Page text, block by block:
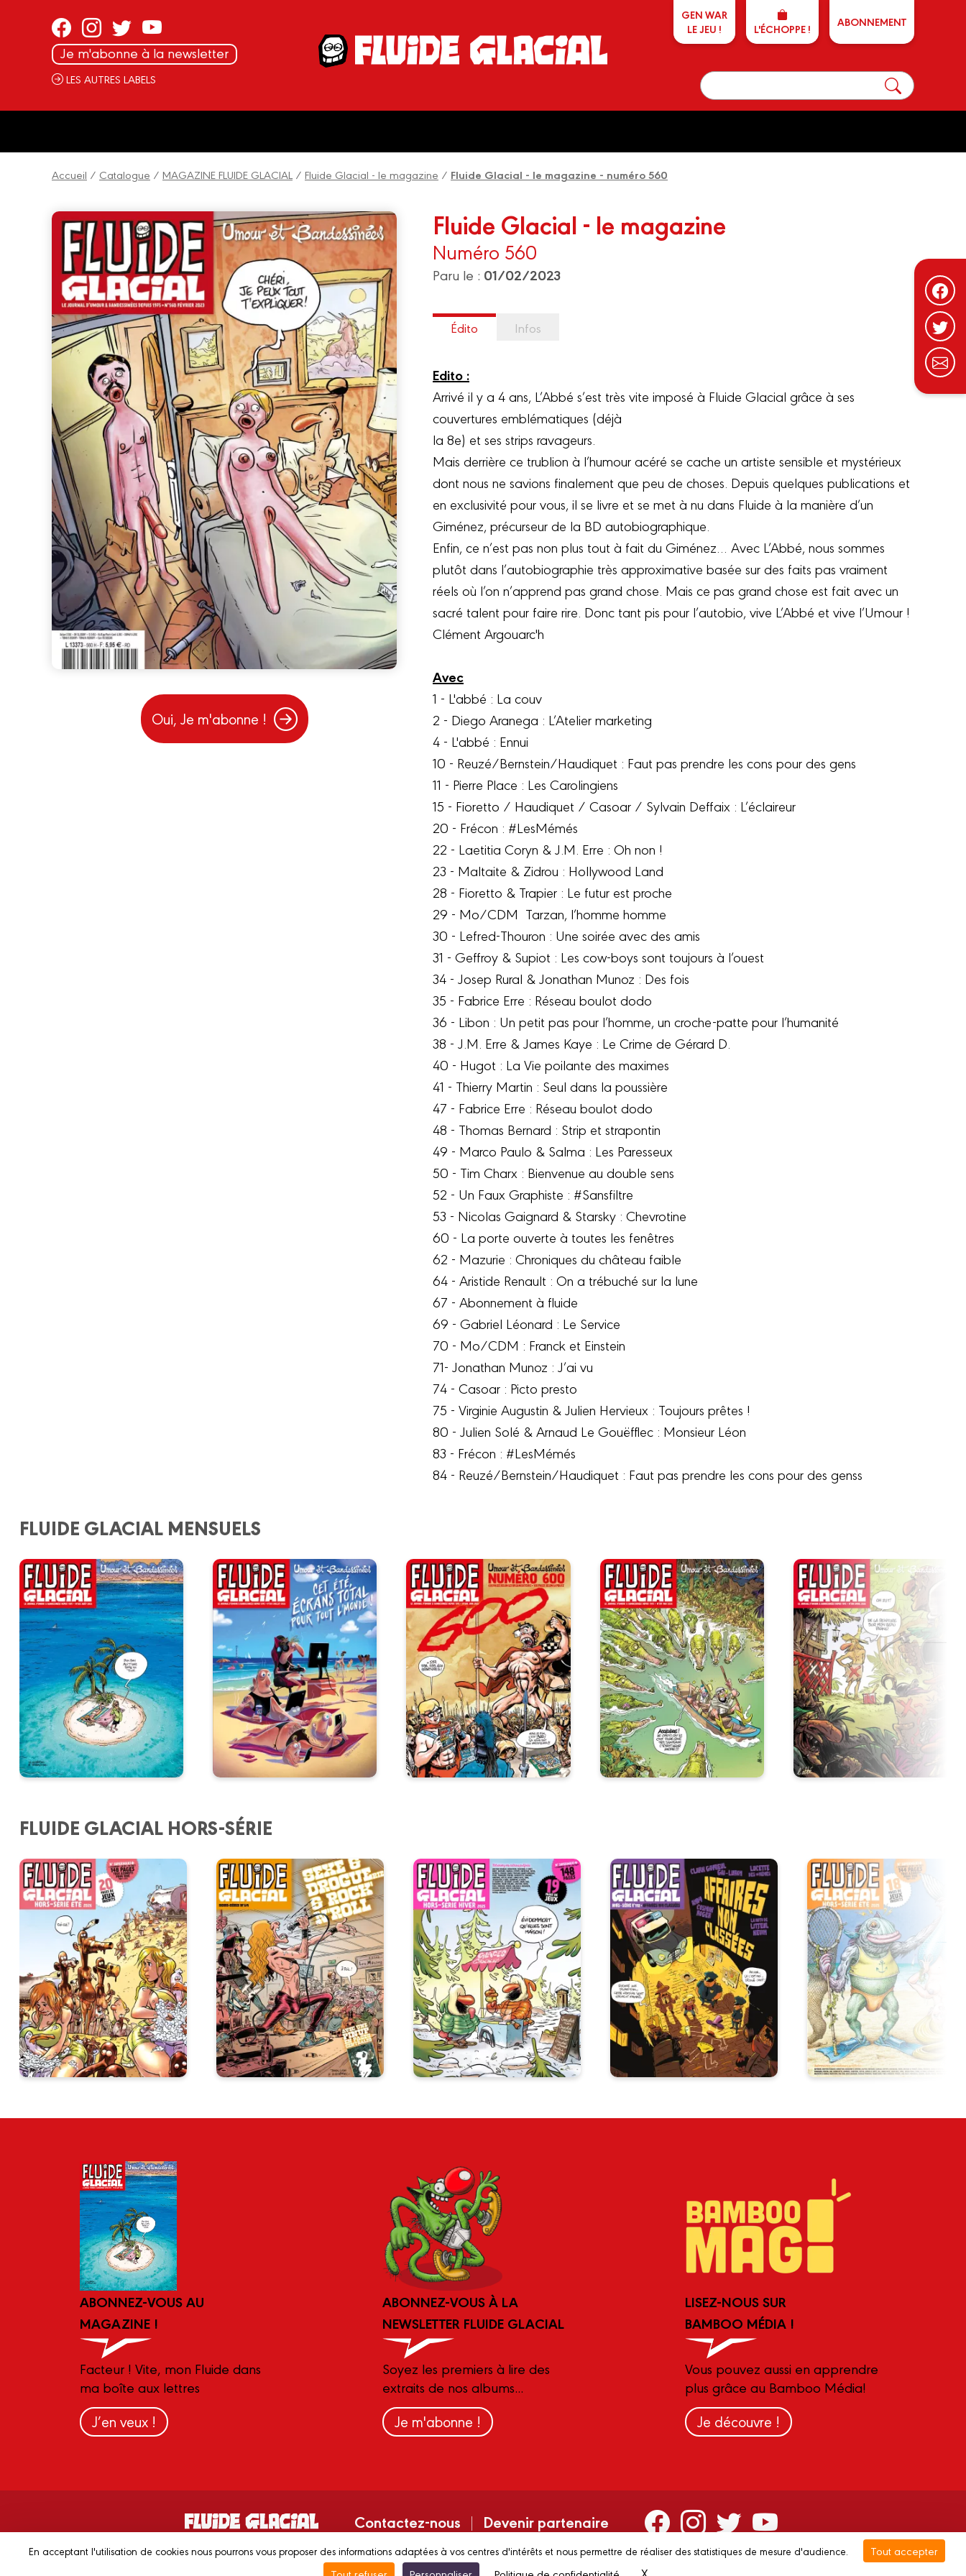
Je m'abonne à la newsletter
LES AUTRES LABELS
GEN WAR
LE JEU !
L'ÉCHOPPE ! ABONNEMENT
Accueil / Catalogue / MAGAZINE FLUIDE GLACIAL / Fluide Glacial - le magazine / Fluide Glacial - le magazine - numéro 560
Oui, Je m'abonne !
Fluide Glacial - le magazine
Numéro 560
Paru le : 01/02/2023
Édito Infos
Edito :
Arrivé il y a 4 ans, L’Abbé s’est très vite imposé à Fluide Glacial grâce à ses
couvertures emblématiques (déjà
la 8e) et ses strips ravageurs.
Mais derrière ce trublion à l’humour acéré se cache un artiste sensible et mystérieux
dont nous ne savions finalement que peu de choses. Depuis quelques publications et
en exclusivité pour vous, il se livre et se met à nu dans Fluide à la manière d’un
Giménez, précurseur de la BD autobiographique.
Enfin, ce n’est pas non plus tout à fait du Giménez… Avec L’Abbé, nous sommes
plutôt dans l’autobiographie très approximative basée sur des faits pas vraiment
réels où l’on n’apprend pas grand chose. Mais ce pas grand chose est fait avec un
sacré talent pour faire rire. Donc tant pis pour l’autobio, vive L’Abbé et vive l’Umour !
Clément Argouarc'h
Avec
1 - L'abbé : La couv
2 - Diego Aranega : L’Atelier marketing
4 - L'abbé : Ennui
10 - Reuzé/Bernstein/Haudiquet : Faut pas prendre les cons pour des gens
11 - Pierre Place : Les Carolingiens
15 - Fioretto / Haudiquet / Casoar / Sylvain Deffaix : L’éclaireur
20 - Frécon : #LesMémés
22 - Laetitia Coryn & J.M. Erre : Oh non !
23 - Maltaite & Zidrou : Hollywood Land
28 - Fioretto & Trapier : Le futur est proche
29 - Mo/CDM Tarzan, l’homme homme
30 - Lefred-Thouron : Une soirée avec des amis
31 - Geffroy & Supiot : Les cow-boys sont toujours à l’ouest
34 - Josep Rural & Jonathan Munoz : Des fois
35 - Fabrice Erre : Réseau boulot dodo
36 - Libon : Un petit pas pour l’homme, un croche-patte pour l’humanité
38 - J.M. Erre & James Kaye : Le Crime de Gérard D.
40 - Hugot : La Vie poilante des maximes
41 - Thierry Martin : Seul dans la poussière
47 - Fabrice Erre : Réseau boulot dodo
48 - Thomas Bernard : Strip et strapontin
49 - Marco Paulo & Salma : Les Paresseux
50 - Tim Charx : Bienvenue au double sens
52 - Un Faux Graphiste : #Sansfiltre
53 - Nicolas Gaignard & Starsky : Chevrotine
60 - La porte ouverte à toutes les fenêtres
62 - Mazurie : Chroniques du château faible
64 - Aristide Renault : On a trébuché sur la lune
67 - Abonnement à fluide
69 - Gabriel Léonard : Le Service
70 - Mo/CDM : Franck et Einstein
71- Jonathan Munoz : J’ai vu
74 - Casoar : Picto presto
75 - Virginie Augustin & Julien Hervieux : Toujours prêtes !
80 - Julien Solé & Arnaud Le Gouëfflec : Monsieur Léon
83 - Frécon : #LesMémés
84 - Reuzé/Bernstein/Haudiquet : Faut pas prendre les cons pour des genss
FLUIDE GLACIAL MENSUELS
FLUIDE GLACIAL HORS-SÉRIE
ABONNEZ-VOUS AU
MAGAZINE !
Facteur ! Vite, mon Fluide dans
ma boîte aux lettres
J’en veux !
ABONNEZ-VOUS À LA
NEWSLETTER FLUIDE GLACIAL
Soyez les premiers à lire des
extraits de nos albums...
Je m'abonne !
LISEZ-NOUS SUR
BAMBOO MÉDIA !
Vous pouvez aussi en apprendre
plus grâce au Bamboo Média!
Je découvre !
Contactez-nous Devenir partenaire
En acceptant l'utilisation de cookies nous pourrons vous proposer des informations adaptées à vos centres d'intérêts et nous permettre de réaliser des statistiques de mesure d'audience.
Tout accepter